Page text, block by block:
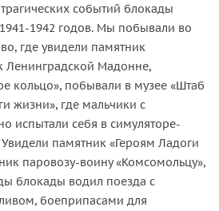
событий блокады
1942 годов. Мы побывали во
где увидели памятник
Ленинградской Мадонне,
кольцо», побывали в музее «Штаб
жизни», где мальчики с
испытали себя в симуляторе-
памятник «Героям Ладоги
паровозу-воину «Комсомольцу»,
блокады водил поезда с
боеприпасами для